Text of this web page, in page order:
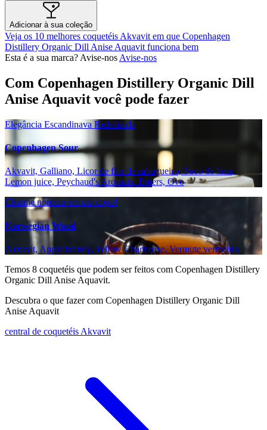
Adicionar à sua coleção
Veja os 10 melhores coquetéis Akvavit em que Copenhagen
Distillery Organic Dill Anise Aquavit funciona bem
Esta é a sua marca? Avise-nos Avise-nos
Com Copenhagen Distillery Organic Dill
Anise Aquavit você pode fazer
Elegância Escandinava Redefinida
Copenhagen Sour
Akvavit, Galliano, Licor de flor de sabugueiro, Suco de lima,
Lemon juice, Peychaud's Aromatic Bitters, Ovo
Charme nórdico em um copo!
Norwegian Wood
Akvavit, Apple brandy, Yellow Chartreuse, Vermute vermelho
Temos 8 coquetéis que podem ser feitos com Copenhagen Distillery
Organic Dill Anise Aquavit.
Descubra o que fazer com Copenhagen Distillery Organic Dill
Anise Aquavit
central de coquetéis Akvavit